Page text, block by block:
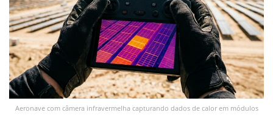
Aeronave com câmera infravermelha capturando dados de calor em módulos